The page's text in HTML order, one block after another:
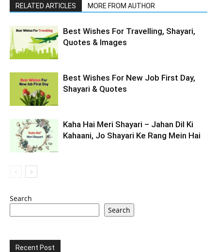
RELATED ARTICLES MORE FROM AUTHOR
Best Wishes For Travelling, Shayari,
Quotes & Images
Best Wishes For New Job First Day,
Shayari & Quotes
Kaha Hai Meri Shayari – Jahan Dil Ki
Kahaani, Jo Shayari Ke Rang Mein Hai
Search
Search
Recent Post